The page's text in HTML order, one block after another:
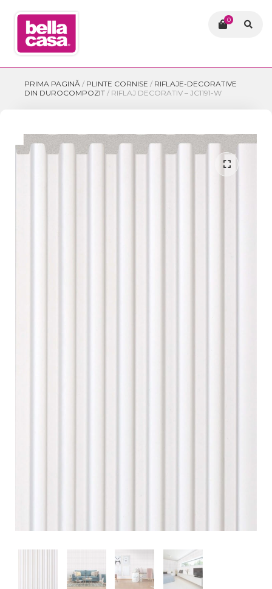
0
PRIMA PAGINĂ / PLINTE CORNISE / RIFLAJE-DECORATIVE
DIN DUROCOMPOZIT / RIFLAJ DECORATIV – JC1191-W